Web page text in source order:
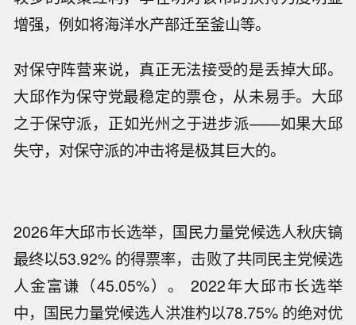
增强，例如将海洋水产部迁至釜山等。
对保守阵营来说，真正无法接受的是丢掉大邱。
大邱作为保守党最稳定的票仓，从未易手。大邱
之于保守派，正如光州之于进步派——如果大邱
失守，对保守派的冲击将是极其巨大的。
2026年大邱市长选举，国民力量党候选人秋庆镐
最终以53.92% 的得票率，击败了共同民主党候选
人金富谦（45.05%）。 2022年大邱市长选举
中，国民力量党候选人洪准杓以78.75% 的绝对优